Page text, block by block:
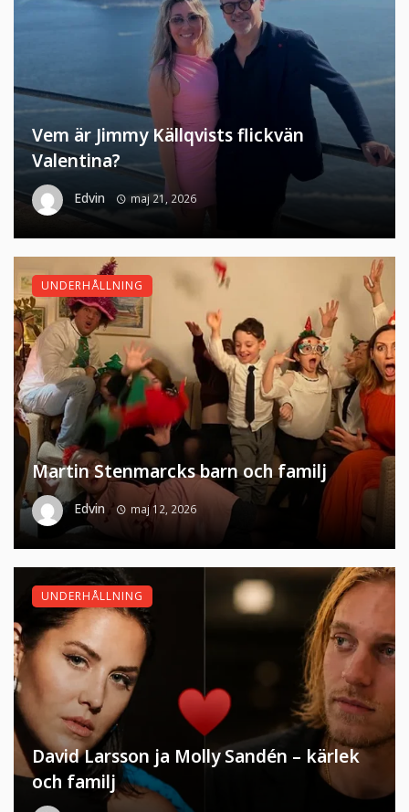
Vem är Jimmy Källqvists flickvän
Valentina?
Edvin maj 21, 2026
Martin Stenmarcks barn och familj
Edvin maj 12, 2026
UNDERHÅLLNING
David Larsson ja Molly Sandén – kärlek
och familj
UNDERHÅLLNING